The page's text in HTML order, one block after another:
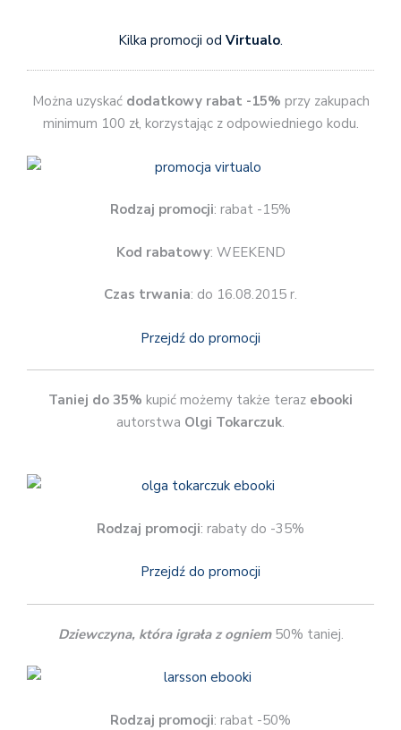
Kilka promocji od Virtualo.
Można uzyskać dodatkowy rabat -15% przy zakupach
minimum 100 zł, korzystając z odpowiedniego kodu.
Rodzaj promocji: rabat -15%
Kod rabatowy: WEEKEND
Czas trwania: do 16.08.2015 r.
Przejdź do promocji
Taniej do 35% kupić możemy także teraz ebooki
autorstwa Olgi Tokarczuk.
Rodzaj promocji: rabaty do -35%
Przejdź do promocji
Dziewczyna, która igrała z ogniem50% taniej.
Rodzaj promocji: rabat -50%